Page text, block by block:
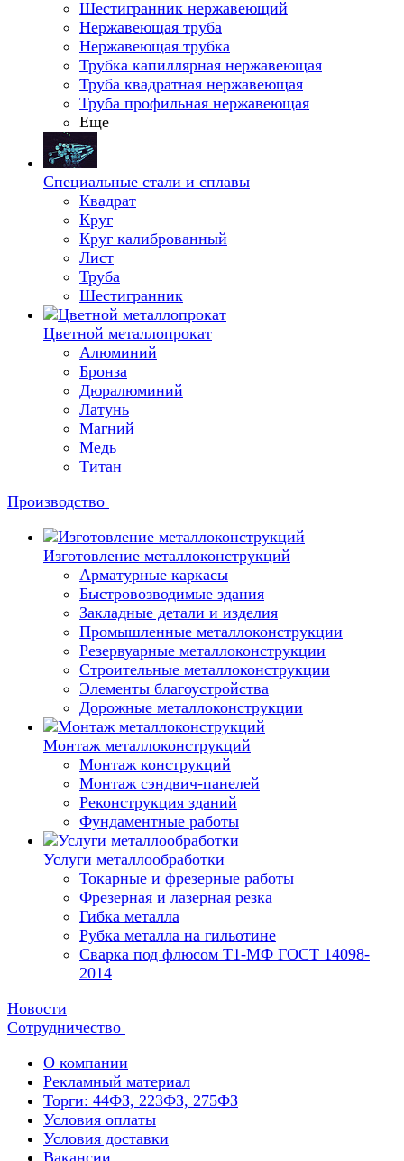
Шестигранник нержавеющий
Нержавеющая труба
Нержавеющая трубка
Трубка капиллярная нержавеющая
Труба квадратная нержавеющая
Труба профильная нержавеющая
Еще
Специальные стали и сплавы
Квадрат
Круг
Круг калиброванный
Лист
Труба
Шестигранник
Цветной металлопрокат
Алюминий
Бронза
Дюралюминий
Латунь
Магний
Медь
Титан
Производство
Изготовление металлоконструкций
Арматурные каркасы
Быстровозводимые здания
Закладные детали и изделия
Промышленные металлоконструкции
Резервуарные металлоконструкции
Строительные металлоконструкции
Элементы благоустройства
Дорожные металлоконструкции
Монтаж металлоконструкций
Монтаж конструкций
Монтаж сэндвич-панелей
Реконструкция зданий
Фундаментные работы
Услуги металлообработки
Токарные и фрезерные работы
Фрезерная и лазерная резка
Гибка металла
Рубка металла на гильотине
Сварка под флюсом Т1-МФ ГОСТ 14098-
2014
Новости
Сотрудничество
О компании
Рекламный материал
Торги: 44ФЗ, 223ФЗ, 275ФЗ
Условия оплаты
Условия доставки
Вакансии